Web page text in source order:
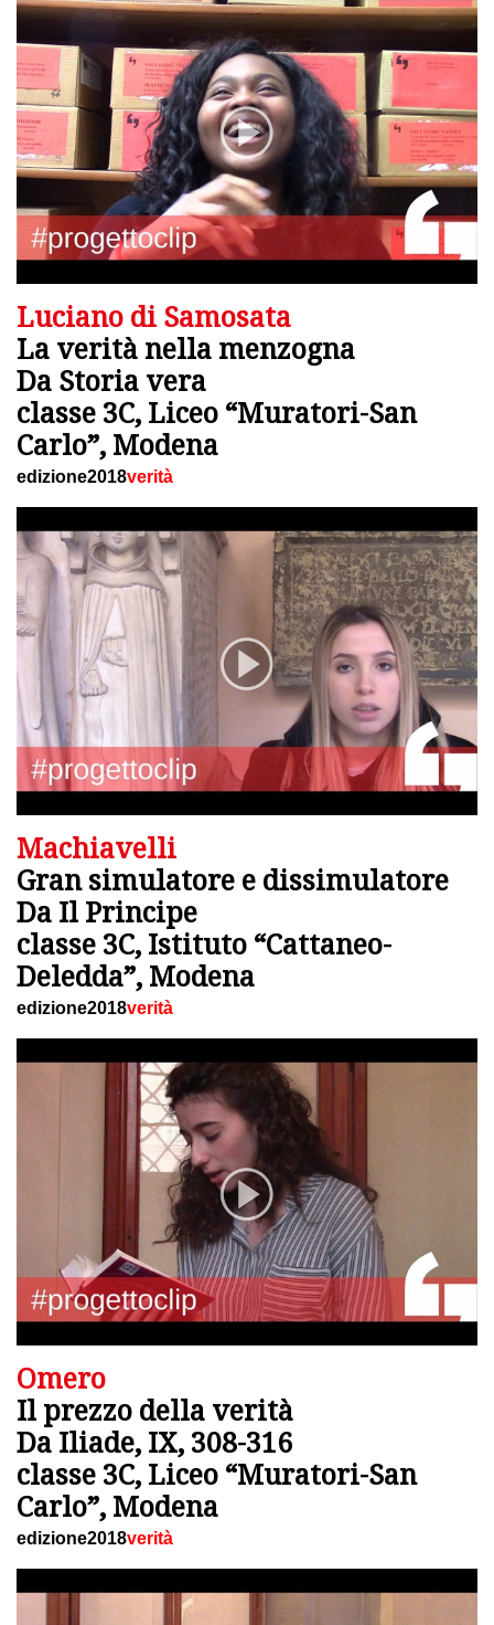
Luciano di Samosata
La verità nella menzogna
Da Storia vera
classe 3C, Liceo “Muratori-San
Carlo”, Modena
edizione2018verità
Machiavelli
Gran simulatore e dissimulatore
Da Il Principe
classe 3C, Istituto “Cattaneo-
Deledda”, Modena
edizione2018verità
Omero
Il prezzo della verità
Da Iliade, IX, 308-316
classe 3C, Liceo “Muratori-San
Carlo”, Modena
edizione2018verità